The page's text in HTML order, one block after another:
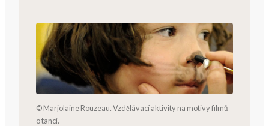
© Marjolaine Rouzeau. Vzdělávací aktivity na motivy filmů
o tanci.